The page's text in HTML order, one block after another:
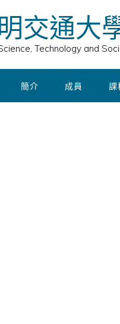
交通大
Technology and
簡介 成員 課